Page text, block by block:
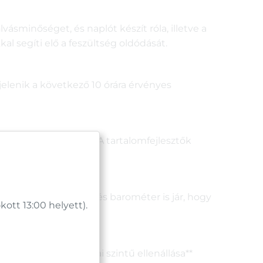
és naplót készít róla, illetve a
segíti elő a feszültség oldódását.
a következő 10 órára érvényes
az igényeidnek. A tartalomfejlesztők
magasságmérő és barométer is jár, hogy
és katonai szintű ellenállása**
13:00 helyett).